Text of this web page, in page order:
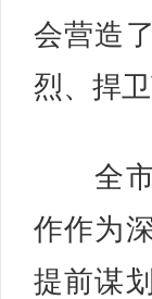
会营造
烈、捍
全市
作作为
提前谋